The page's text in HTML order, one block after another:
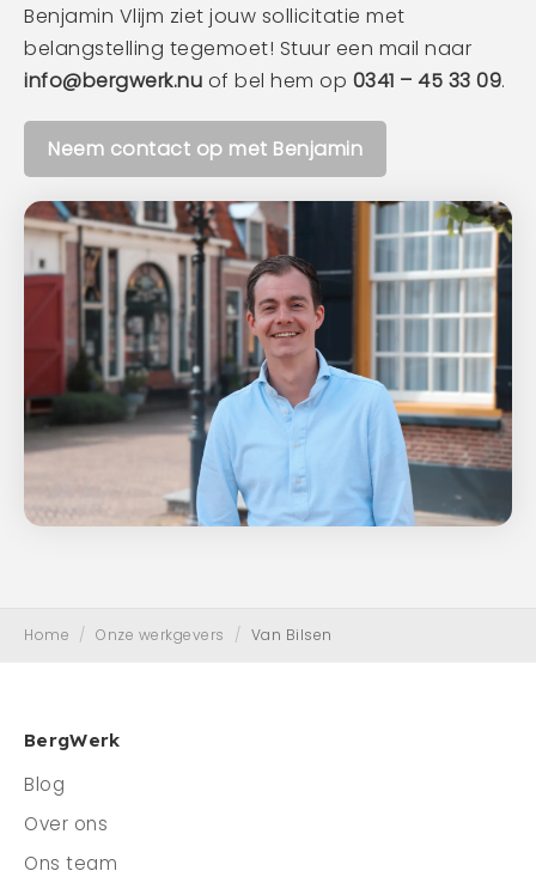
Benjamin Vlijm ziet jouw sollicitatie met
belangstelling tegemoet! Stuur een mail naar
info@bergwerk.nu of bel hem op 0341 – 45 33 09.
Neem contact op met Benjamin
Home / Onze werkgevers / Van Bilsen
BergWerk
Blog
Over ons
Ons team